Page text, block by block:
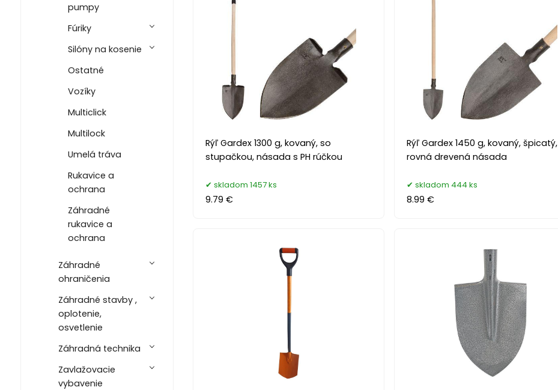
pumpy
Fúriky
Silóny na kosenie
Ostatné
Vozíky
Multiclick
Multilock
Umelá tráva
Rukavice a
ochrana
Záhradné
rukavice a
ochrana
Záhradné
ohraničenia
Záhradné stavby ,
oplotenie,
osvetlenie
Záhradná technika
Zavlažovacie
vybavenie
Rýľ Gardex 1300 g, kovaný, so
stupačkou, násada s PH rúčkou
skladom 1457 ks
9.79 €
Rýľ Gardex 1450 g, kovaný, špicatý,
rovná drevená násada
skladom 444 ks
8.99 €